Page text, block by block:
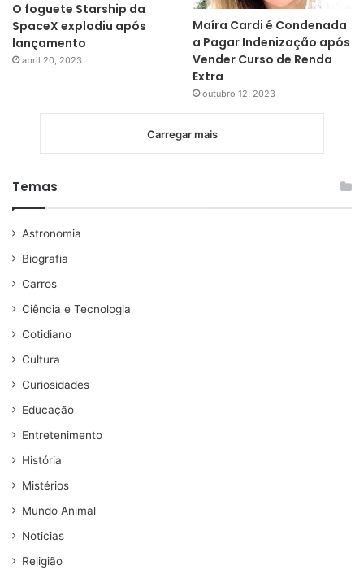
O foguete Starship da
SpaceX explodiu após
lançamento
abril 20, 2023
Maíra Cardi é Condenada
a Pagar Indenização após
Vender Curso de Renda
Extra
outubro 12, 2023
Carregar mais
Temas
Astronomia
Biografia
Carros
Ciência e Tecnologia
Cotidiano
Cultura
Curiosidades
Educação
Entretenimento
História
Mistérios
Mundo Animal
Noticias
Religião